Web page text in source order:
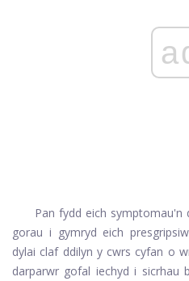
Pan fydd eich symptomau'n
gorau i gymryd eich
dylai claf ddilyn y cwrs cyfan o
darparwr gofal iechyd i